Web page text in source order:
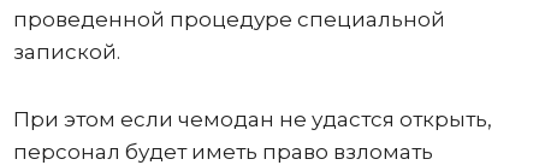
проведенной процедуре специальной
запиской.
При этом если чемодан не удастся открыть,
персонал будет иметь право взломать